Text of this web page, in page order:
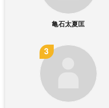
亀石太夏匡